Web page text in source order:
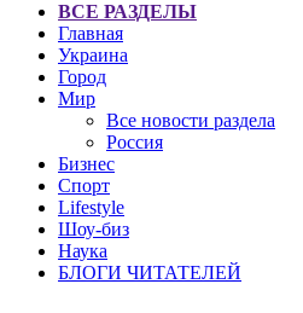
ВСЕ РАЗДЕЛЫ
Главная
Украина
Город
Мир
Все новости раздела
Россия
Бизнес
Спорт
Lifestyle
Шоу-биз
Наука
БЛОГИ ЧИТАТЕЛЕЙ